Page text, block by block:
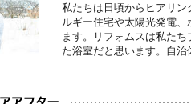
私たちは日頃からヒアリ
ルギー住宅や太陽光発電
ます。リフォムスは私た
た浴室だと思います。自治